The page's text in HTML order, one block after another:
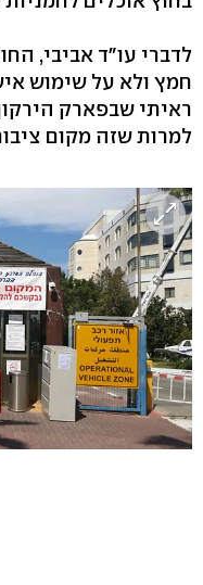
לדברי עו"ד אביבי,
חמץ ולא על שימוש
ראיתי שבפארק
למרות שזה מקום